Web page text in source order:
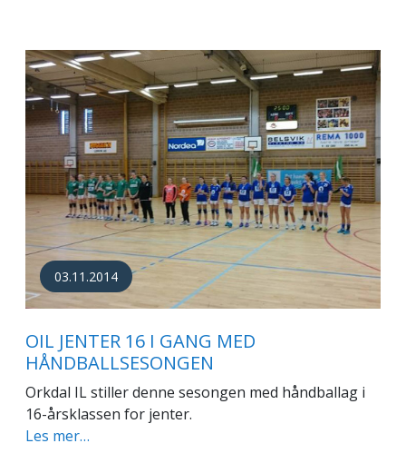
03.11.2014
OIL JENTER 16 I GANG MED
HÅNDBALLSESONGEN
Orkdal IL stiller denne sesongen med håndballag i
16-årsklassen for jenter.
Les mer…